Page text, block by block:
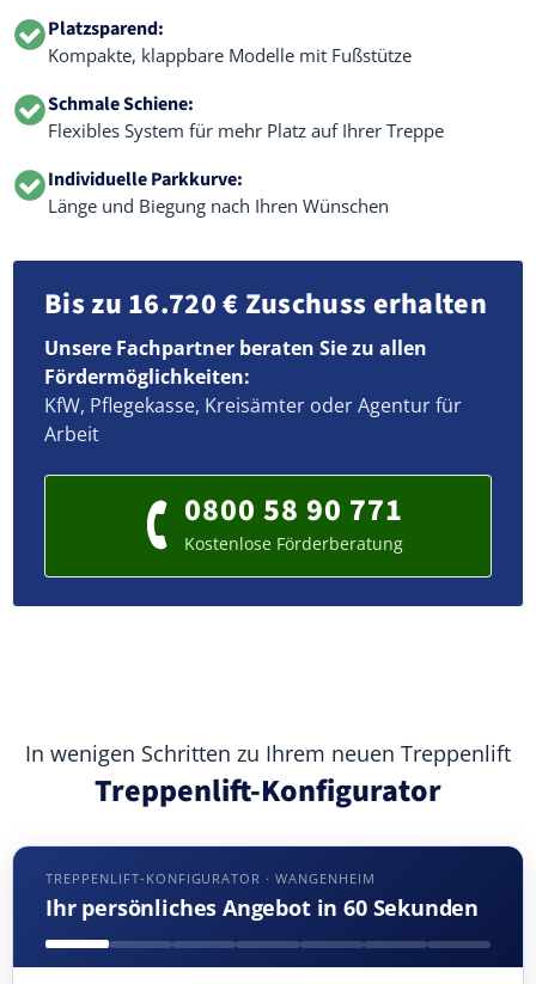
Platzsparend:
Kompakte, klappbare Modelle mit Fußstütze
Schmale Schiene:
Flexibles System für mehr Platz auf Ihrer Treppe
Individuelle Parkkurve:
Länge und Biegung nach Ihren Wünschen
Bis zu 16.720 € Zuschuss erhalten
Unsere Fachpartner beraten Sie zu allen
Fördermöglichkeiten:
KfW, Pflegekasse, Kreisämter oder Agentur für
Arbeit
0800 58 90 771
Kostenlose Förderberatung
In wenigen Schritten zu Ihrem neuen Treppenlift
Treppenlift-Konfigurator
TREPPENLIFT-KONFIGURATOR · WANGENHEIM
Ihr persönliches Angebot in 60 Sekunden